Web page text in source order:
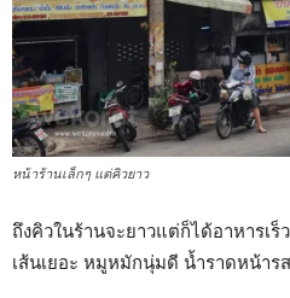
หน้าร้านเล็กๆ แต่คิวยาว
ถึงคิวในร้านจะยาวแต่ก็ได้อาหารเ
เส้นเยอะ หมูหมักนุ่มดี น้ำราดหน้าร